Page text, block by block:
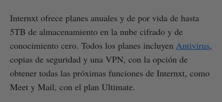
Internxt ofrece planes anuales y de por vida de hasta
5TB de almacenamiento en la nube cifrado y de
conocimiento cero. Todos los planes incluyen Antivirus,
copias de seguridad y una VPN, con la opción de
obtener todas las próximas funciones de Internxt, como
Meet y Mail, con el plan Ultimate.